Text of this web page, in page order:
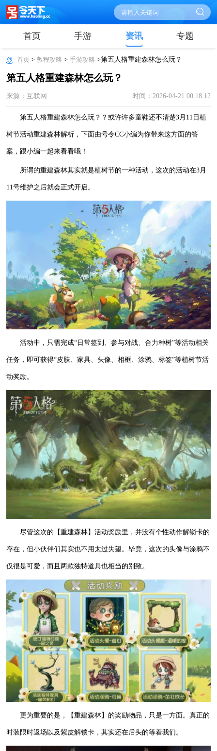
首页 手游 资讯 专题
首页>教程攻略 >手游攻略 >第五人格重建森林怎么玩？
第五人格重建森林怎么玩？
来源：互联网 时间：2026-04-21 00:18:12
第五人格重建森林怎么玩？？或许许多童鞋还不清楚3月11日植
树节活动重建森林解析，下面由号令CC小编为你带来这方面的答
案，跟小编一起来看看哦！
所谓的重建森林其实就是植树节的一种活动，这次的活动在3月
11号维护之后就会正式开启。
活动中，只需完成“日常签到、参与对战、合力种树”等活动相关
任务，即可获得“皮肤、家具、头像、相框、涂鸦、标签”等植树节活
动奖励。
尽管这次的【重建森林】活动奖励里，并没有个性动作解锁卡的
存在，但小伙伴们其实也不用太过失望。毕竟，这次的头像与涂鸦不
仅很是可爱，而且两款独特道具也相当的别致。
更为重要的是，【重建森林】的奖励物品，只是一方面。真正的
时装限时返场以及紫皮解锁卡，其实还在后头的等着我们。